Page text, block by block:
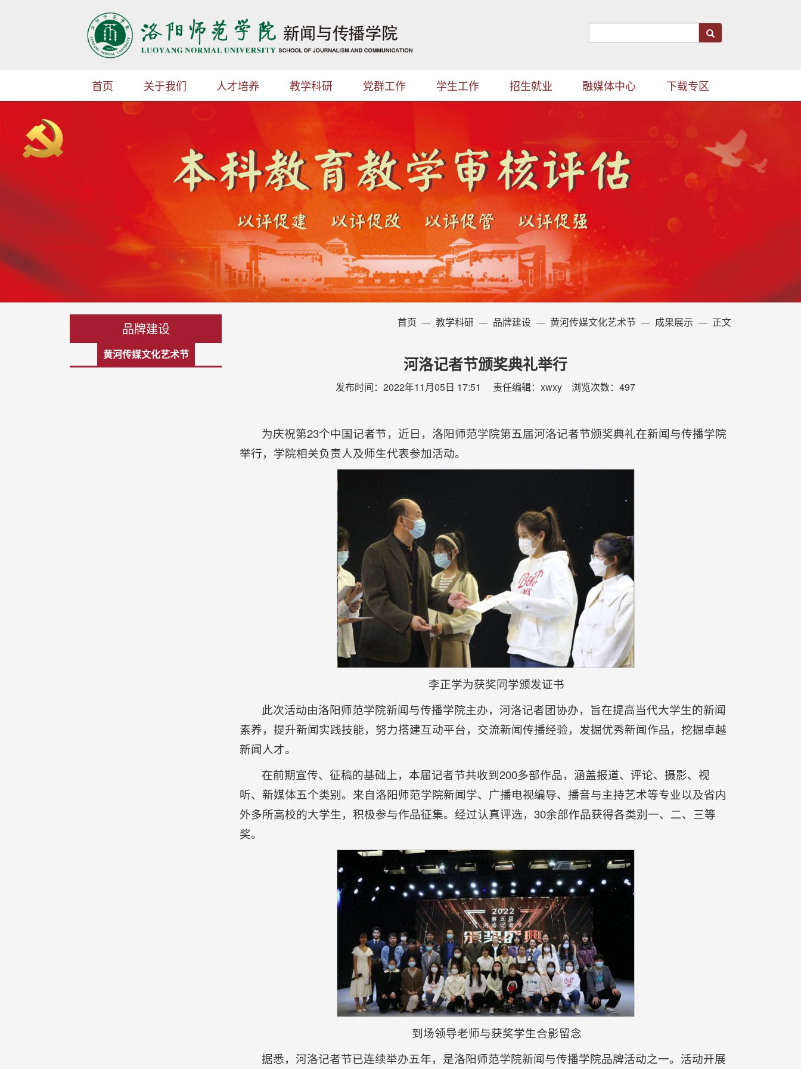
首页 关于我们 人才培养 教学科研 党群工作 学生工作 招生就业 融媒体中心 下载专区
品牌建设
黄河传媒文化艺术节
首页 教学科研 品牌建设 黄河传媒文化艺术节 成果展示 正文
河洛记者节颁奖典礼举行
发布时间：2022年11月05日 17:51 责任编辑：xwxy 浏览次数： 497
为庆祝第23个中国记者节，近日，洛阳师范学院第五届河洛记者节颁奖典礼在新闻与传播学院
举行，学院相关负责人及师生代表参加活动。
李正学为获奖同学颁发证书
此次活动由洛阳师范学院新闻与传播学院主办，河洛记者团协办，旨在提高当代大学生的新闻
素养，提升新闻实践技能，努力搭建互动平台，交流新闻传播经验，发掘优秀新闻作品，挖掘卓越
新闻人才。
在前期宣传、征稿的基础上，本届记者节共收到200多部作品，涵盖报道、评论、摄影、视
听、新媒体五个类别。来自洛阳师范学院新闻学、广播电视编导、播音与主持艺术等专业以及省内
外多所高校的大学生，积极参与作品征集。经过认真评选，30余部作品获得各类别一、二、三等
奖。
到场领导老师与获奖学生合影留念
据悉，河洛记者节已连续举办五年，是洛阳师范学院新闻与传播学院品牌活动之一。活动开展